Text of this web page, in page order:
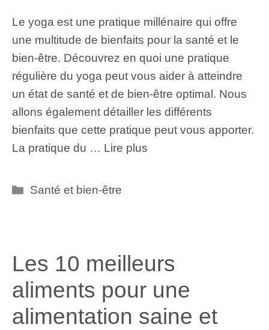
Le yoga est une pratique millénaire qui offre
une multitude de bienfaits pour la santé et le
bien-être. Découvrez en quoi une pratique
régulière du yoga peut vous aider à atteindre
un état de santé et de bien-être optimal. Nous
allons également détailler les différents
bienfaits que cette pratique peut vous apporter.
La pratique du … Lire plus
Catégories
Santé et bien-être
Les 10 meilleurs
aliments pour une
alimentation saine et